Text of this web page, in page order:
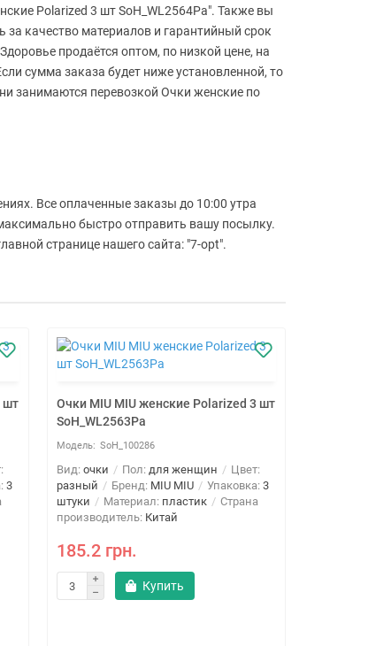
Polarized 3 шт SoH_WL2564Pa". Также вы
за качество материалов и гарантийный срок
продаётся оптом, по низкой цене, на
сумма заказа будет ниже установленной, то
занимаются перевозкой Очки женские по
Все оплаченные заказы до 10:00 утра
быстро отправить вашу посылку.
странице нашего сайта: "7-opt".
шт
3
Очки MIU MIU женские Polarized 3 шт
SoH_WL2563Pa
SoH_100286
Вид: очки Пол: для женщин
Цвет:
разный
Бренд: MIU MIU Упаковка: 3
штуки
Материал: пластик
Страна
производитель: Китай
185.2 грн.
Купить